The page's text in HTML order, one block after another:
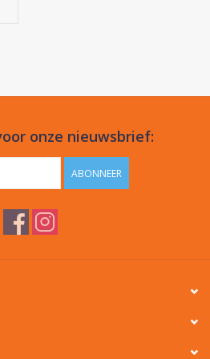
onze nieuwsbrief:
ABONNEER